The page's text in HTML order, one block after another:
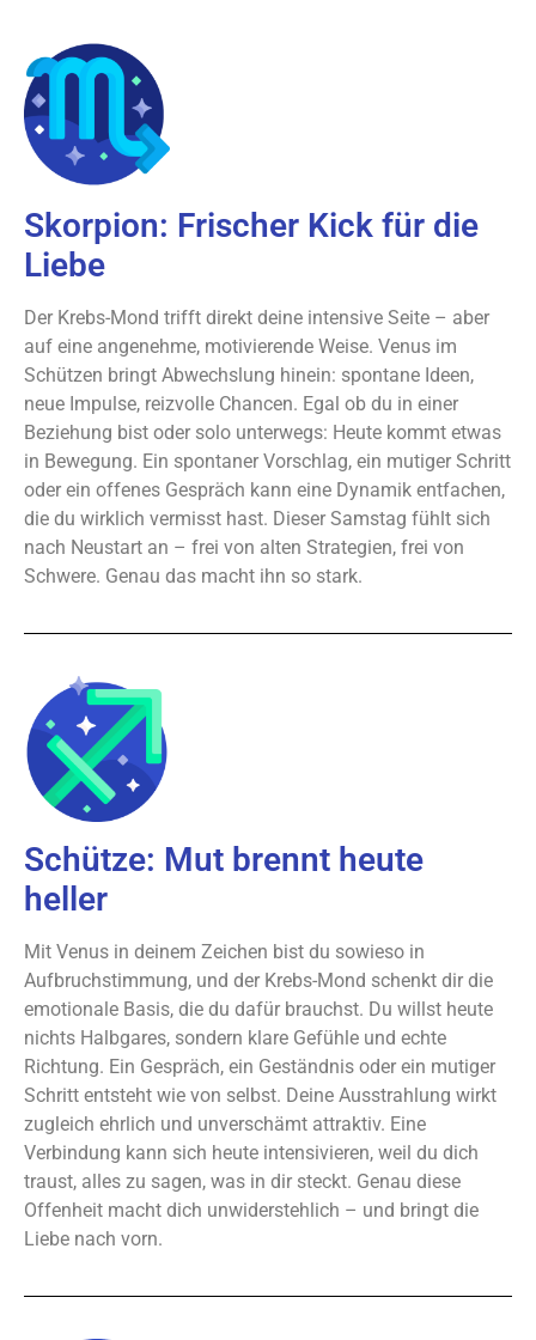
Skorpion: Frischer Kick für die
Liebe
Der Krebs-Mond trifft direkt deine intensive Seite – aber
auf eine angenehme, motivierende Weise. Venus im
Schützen bringt Abwechslung hinein: spontane Ideen,
neue Impulse, reizvolle Chancen. Egal ob du in einer
Beziehung bist oder solo unterwegs: Heute kommt etwas
in Bewegung. Ein spontaner Vorschlag, ein mutiger Schritt
oder ein offenes Gespräch kann eine Dynamik entfachen,
die du wirklich vermisst hast. Dieser Samstag fühlt sich
nach Neustart an – frei von alten Strategien, frei von
Schwere. Genau das macht ihn so stark.
Schütze: Mut brennt heute
heller
Mit Venus in deinem Zeichen bist du sowieso in
Aufbruchstimmung, und der Krebs-Mond schenkt dir die
emotionale Basis, die du dafür brauchst. Du willst heute
nichts Halbgares, sondern klare Gefühle und echte
Richtung. Ein Gespräch, ein Geständnis oder ein mutiger
Schritt entsteht wie von selbst. Deine Ausstrahlung wirkt
zugleich ehrlich und unverschämt attraktiv. Eine
Verbindung kann sich heute intensivieren, weil du dich
traust, alles zu sagen, was in dir steckt. Genau diese
Offenheit macht dich unwiderstehlich – und bringt die
Liebe nach vorn.